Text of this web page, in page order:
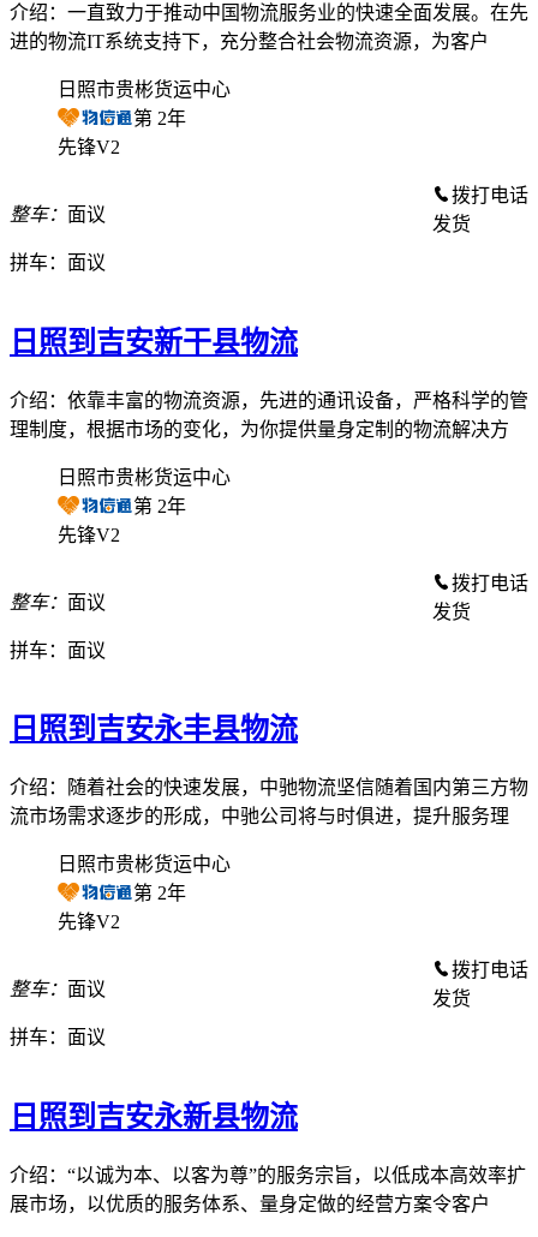
介绍：一直致力于推动中国物流服务业的快速全面发展。在先
进的物流IT系统支持下，充分整合社会物流资源，为客户
日照市贵彬货运中心
第 2年
先锋V2
整车： 面议
拼车： 面议
拨打电话
发货
日照到吉安新干县物流
介绍：依靠丰富的物流资源，先进的通讯设备，严格科学的管
理制度，根据市场的变化，为你提供量身定制的物流解决方
日照市贵彬货运中心
第 2年
先锋V2
整车： 面议
拼车： 面议
拨打电话
发货
日照到吉安永丰县物流
介绍：随着社会的快速发展，中驰物流坚信随着国内第三方物
流市场需求逐步的形成，中驰公司将与时俱进，提升服务理
日照市贵彬货运中心
第 2年
先锋V2
整车： 面议
拼车： 面议
拨打电话
发货
日照到吉安永新县物流
介绍：“以诚为本、以客为尊”的服务宗旨，以低成本高效率扩
展市场，以优质的服务体系、量身定做的经营方案令客户